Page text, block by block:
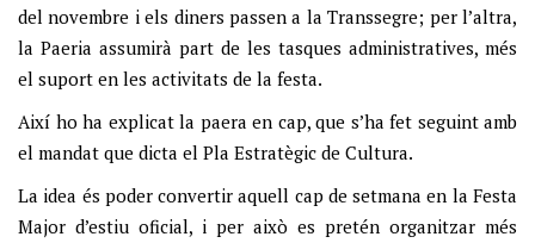
del novembre i els diners passen a la Transsegre; per l’altra,
la Paeria assumirà part de les tasques administratives, més
el suport en les activitats de la festa.
Així ho ha explicat la paera en cap, que s’ha fet seguint amb
el mandat que dicta el Pla Estratègic de Cultura.
La idea és poder convertir aquell cap de setmana en la Festa
Major d’estiu oficial, i per això es pretén organitzar més